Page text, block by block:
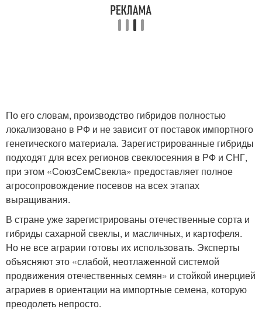
По его словам, производство гибридов полностью
локализовано в РФ и не зависит от поставок импортного
генетического материала. Зарегистрированные гибриды
подходят для всех регионов свеклосеяния в РФ и СНГ,
при этом «СоюзСемСвекла» предоставляет полное
агросопровождение посевов на всех этапах
выращивания.
В стране уже зарегистрированы отечественные сорта и
гибриды сахарной свеклы, и масличных, и картофеля.
Но не все аграрии готовы их использовать. Эксперты
объясняют это «слабой, неотлаженной системой
продвижения отечественных семян» и стойкой инерцией
аграриев в ориентации на импортные семена, которую
преодолеть непросто.